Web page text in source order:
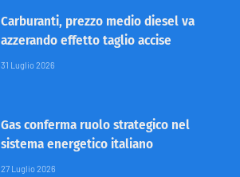
Carburanti, prezzo medio diesel va
azzerando effetto taglio accise
31 Luglio 2026
Gas conferma ruolo strategico nel
sistema energetico italiano
27 Luglio 2026